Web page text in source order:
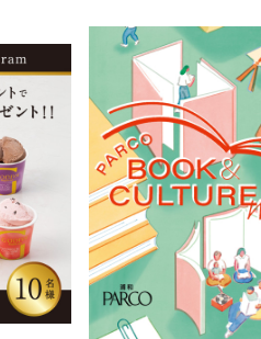
レストラン・カフェ
TAX FREE
PARCOメンバーズ
JP
ภาษาไทย